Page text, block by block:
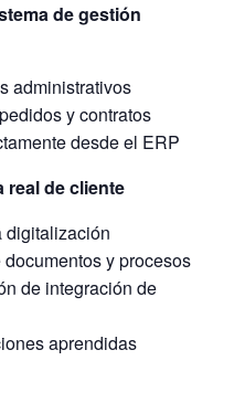
de gestión
administrativos
y contratos
desde el ERP
real de cliente
digitalización
y procesos
de integración de
aprendidas